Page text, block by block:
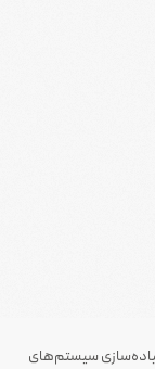
پیاده‌سازی سیستم‌های